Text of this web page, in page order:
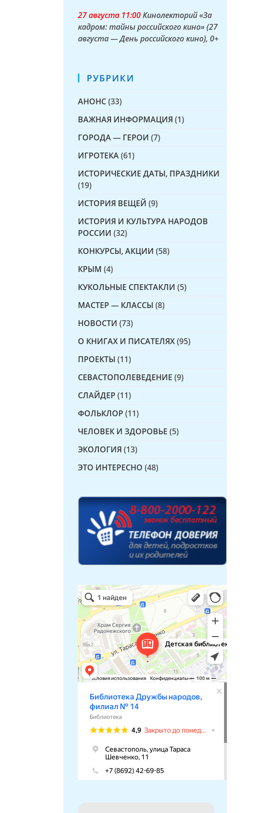
27 августа 11:00Кинолекторий «За
кадром: тайны российского кино» (27
августа — День российского кино), 0+
РУБРИКИ
АНОНС(33)
ВАЖНАЯ ИНФОРМАЦИЯ (1)
ГОРОДА — ГЕРОИ (7)
ИГРОТЕКА(61)
ИСТОРИЧЕСКИЕ ДАТЫ, ПРАЗДНИКИ
(19)
ИСТОРИЯ ВЕЩЕЙ (9)
ИСТОРИЯ И КУЛЬТУРА НАРОДОВ
РОССИИ (32)
КОНКУРСЫ, АКЦИИ (58)
КРЫМ (4)
КУКОЛЬНЫЕ СПЕКТАКЛИ (5)
МАСТЕР — КЛАССЫ (8)
НОВОСТИ (73)
О КНИГАХ И ПИСАТЕЛЯХ(95)
ПРОЕКТЫ (11)
СЕВАСТОПОЛЕВЕДЕНИЕ (9)
СЛАЙДЕР (11)
ФОЛЬКЛОР (11)
ЧЕЛОВЕК И ЗДОРОВЬЕ (5)
ЭКОЛОГИЯ (13)
ЭТО ИНТЕРЕСНО (48)
Детская библиотека № 14 Дружбы народов
Библиотека в Севастополе